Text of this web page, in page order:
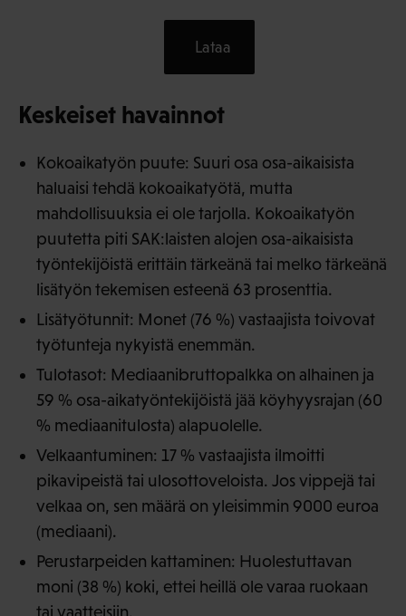
Lataa
Keskeiset havainnot
Kokoaikatyön puute: Suuri osa osa-aikaisista
haluaisi tehdä kokoaikatyötä, mutta
mahdollisuuksia ei ole tarjolla. Kokoaikatyön
puutetta piti SAK:laisten alojen osa-aikaisista
työntekijöistä erittäin tärkeänä tai melko tärkeänä
lisätyön tekemisen esteenä 63 prosenttia.
Lisätyötunnit: Monet (76 %) vastaajista toivovat
työtunteja nykyistä enemmän.
Tulotasot: Mediaanibruttopalkka on alhainen ja
59 % osa-aikatyöntekijöistä jää köyhyysrajan (60
% mediaanitulosta) alapuolelle.
Velkaantuminen: 17 % vastaajista ilmoitti
pikavipeistä tai ulosottoveloista. Jos vippejä tai
velkaa on, sen määrä on yleisimmin 9000 euroa
(mediaani).
Perustarpeiden kattaminen: Huolestuttavan
moni (38 %) koki, ettei heillä ole varaa ruokaan
tai vaatteisiin.